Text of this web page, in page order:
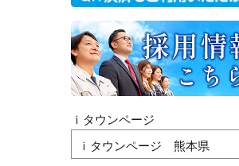
ｉタウンページ
ｉタウンページ 熊本県